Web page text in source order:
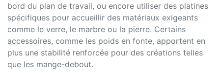
bord du plan de travail, ou encore utiliser des platines
spécifiques pour accueillir des matériaux exigeants
comme le verre, le marbre ou la pierre. Certains
accessoires, comme les poids en fonte, apportent en
plus une stabilité renforcée pour des créations telles
que les mange-debout.